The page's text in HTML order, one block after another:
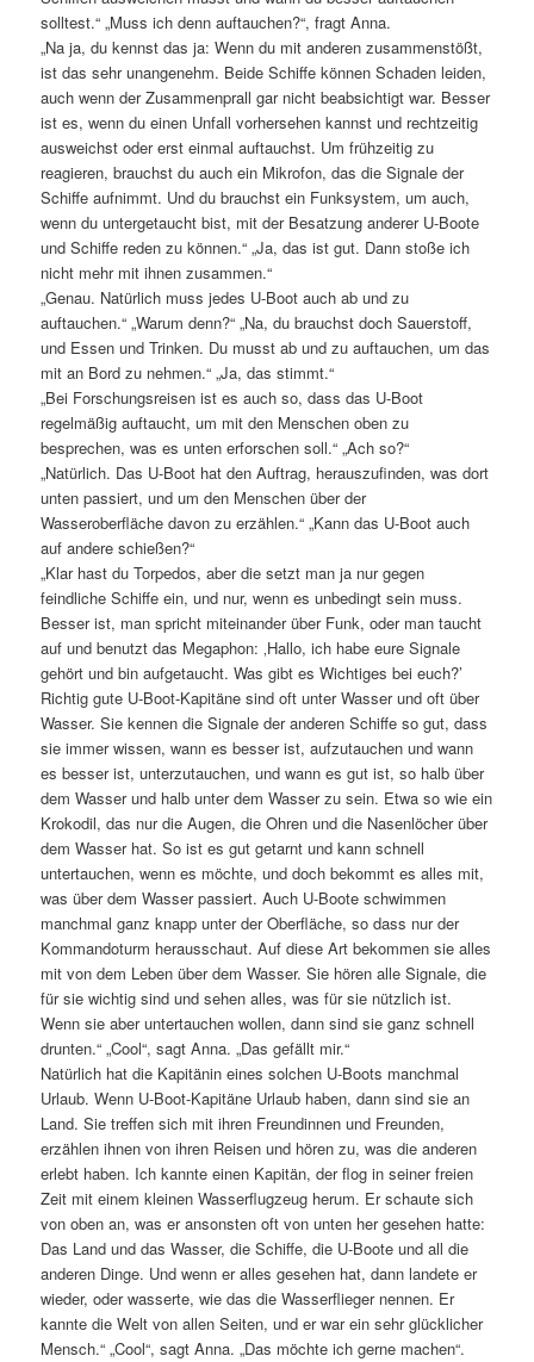
solltest.“ „Muss ich denn auftauchen?“, fragt Anna.
„Na ja, du kennst das ja: Wenn du mit anderen zusammenstößt,
ist das sehr unangenehm. Beide Schiffe können Schaden leiden,
auch wenn der Zusammenprall gar nicht beabsichtigt war. Besser
ist es, wenn du einen Unfall vorhersehen kannst und rechtzeitig
ausweichst oder erst einmal auftauchst. Um frühzeitig zu
reagieren, brauchst du auch ein Mikrofon, das die Signale der
Schiffe aufnimmt. Und du brauchst ein Funksystem, um auch,
wenn du untergetaucht bist, mit der Besatzung anderer U-Boote
und Schiffe reden zu können.“ „Ja, das ist gut. Dann stoße ich
nicht mehr mit ihnen zusammen.“
„Genau. Natürlich muss jedes U-Boot auch ab und zu
auftauchen.“ „Warum denn?“ „Na, du brauchst doch Sauerstoff,
und Essen und Trinken. Du musst ab und zu auftauchen, um das
mit an Bord zu nehmen.“ „Ja, das stimmt.“
„Bei Forschungsreisen ist es auch so, dass das U-Boot
regelmäßig auftaucht, um mit den Menschen oben zu
besprechen, was es unten erforschen soll.“ „Ach so?“
„Natürlich. Das U-Boot hat den Auftrag, herauszufinden, was dort
unten passiert, und um den Menschen über der
Wasseroberfläche davon zu erzählen.“ „Kann das U-Boot auch
auf andere schießen?“
„Klar hast du Torpedos, aber die setzt man ja nur gegen
feindliche Schiffe ein, und nur, wenn es unbedingt sein muss.
Besser ist, man spricht miteinander über Funk, oder man taucht
auf und benutzt das Megaphon: ‚Hallo, ich habe eure Signale
gehört und bin aufgetaucht. Was gibt es Wichtiges bei euch?’
Richtig gute U-Boot-Kapitäne sind oft unter Wasser und oft über
Wasser. Sie kennen die Signale der anderen Schiffe so gut, dass
sie immer wissen, wann es besser ist, aufzutauchen und wann
es besser ist, unterzutauchen, und wann es gut ist, so halb über
dem Wasser und halb unter dem Wasser zu sein. Etwa so wie ein
Krokodil, das nur die Augen, die Ohren und die Nasenlöcher über
dem Wasser hat. So ist es gut getarnt und kann schnell
untertauchen, wenn es möchte, und doch bekommt es alles mit,
was über dem Wasser passiert. Auch U-Boote schwimmen
manchmal ganz knapp unter der Oberfläche, so dass nur der
Kommandoturm herausschaut. Auf diese Art bekommen sie alles
mit von dem Leben über dem Wasser. Sie hören alle Signale, die
für sie wichtig sind und sehen alles, was für sie nützlich ist.
Wenn sie aber untertauchen wollen, dann sind sie ganz schnell
drunten.“ „Cool“, sagt Anna. „Das gefällt mir.“
Natürlich hat die Kapitänin eines solchen U-Boots manchmal
Urlaub. Wenn U-Boot-Kapitäne Urlaub haben, dann sind sie an
Land. Sie treffen sich mit ihren Freundinnen und Freunden,
erzählen ihnen von ihren Reisen und hören zu, was die anderen
erlebt haben. Ich kannte einen Kapitän, der flog in seiner freien
Zeit mit einem kleinen Wasserflugzeug herum. Er schaute sich
von oben an, was er ansonsten oft von unten her gesehen hatte:
Das Land und das Wasser, die Schiffe, die U-Boote und all die
anderen Dinge. Und wenn er alles gesehen hat, dann landete er
wieder, oder wasserte, wie das die Wasserflieger nennen. Er
kannte die Welt von allen Seiten, und er war ein sehr glücklicher
Mensch.“ „Cool“, sagt Anna. „Das möchte ich gerne machen“.